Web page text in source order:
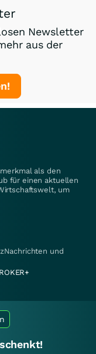
Newsletter
aus der
als den
für einen aktuellen
um
und